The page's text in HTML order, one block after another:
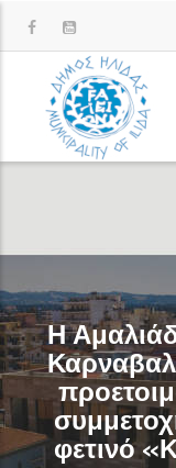
προς
περιεχόμενο
Η
φετινό